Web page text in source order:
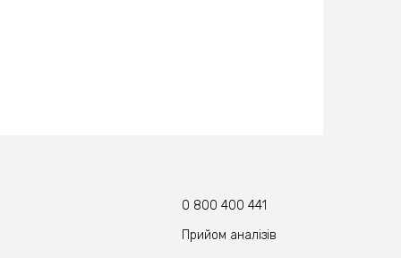
0 800 400 441
Прийом аналізів